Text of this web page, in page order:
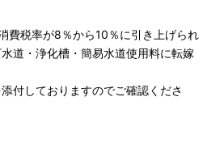
費税率が8％から10％に引き上げられ
道・浄化槽・簡易水道使用料に転嫁
付しておりますのでご確認くださ